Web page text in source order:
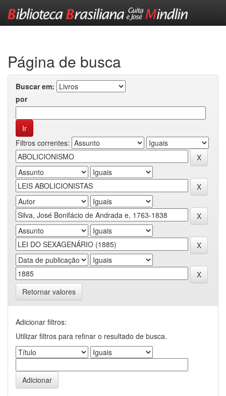
Página de busca
Buscar em:
por
Filtros correntes:
Retornar valores
Adicionar filtros:
Utilizar filtros para refinar o resultado de busca.